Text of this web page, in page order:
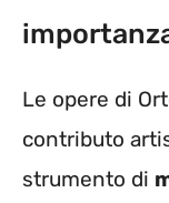
Le opere di
contributo
strumento di